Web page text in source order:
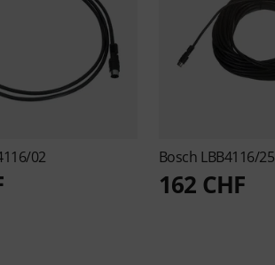
02 Bosch LBB4116/25
162 CHF